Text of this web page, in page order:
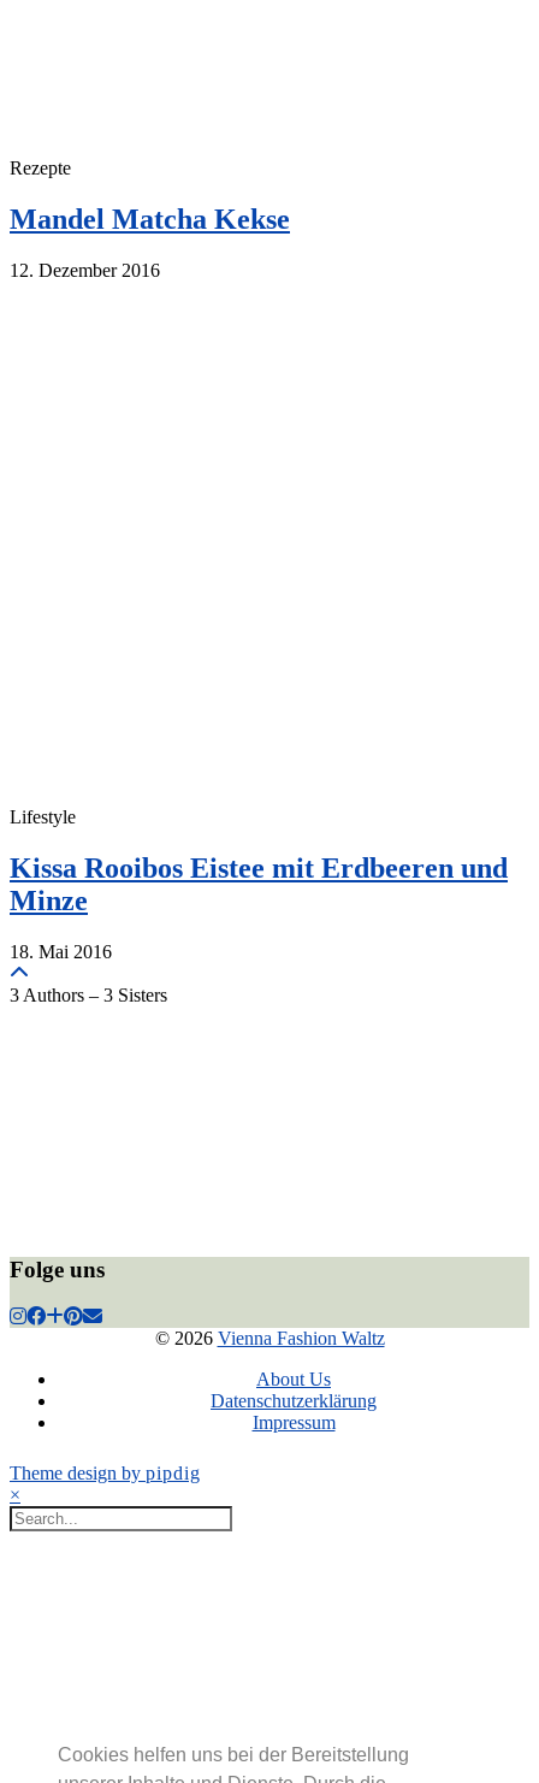
Cookies helfen uns bei der Bereitstellung
Rezepte
Mandel Matcha Kekse
12. Dezember 2016
Lifestyle
Kissa Rooibos Eistee mit Erdbeeren und
Minze
18. Mai 2016
3 Authors – 3 Sisters
Folge uns
© 2026 Vienna Fashion Waltz
About Us
Datenschutzerklärung
Impressum
Theme design by pipdig
×